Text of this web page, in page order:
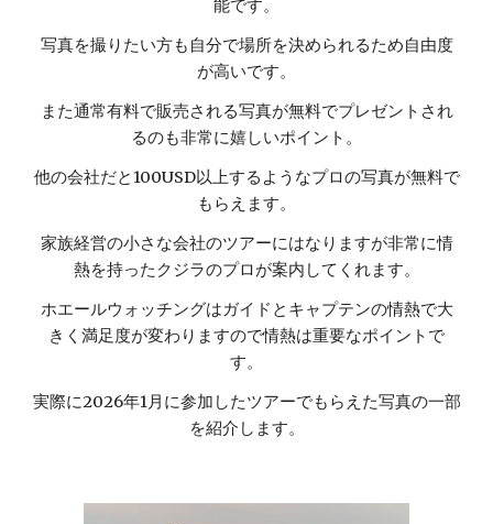
能です。
写真を撮りたい方も自分で場所を決められるため自由度
が高いです。
また通常有料で販売される写真が無料でプレゼントされ
るのも非常に嬉しいポイント。
他の会社だと100USD以上するようなプロの写真が無料で
もらえます。
家族経営の小さな会社のツアーにはなりますが非常に情
熱を持ったクジラのプロが案内してくれます。
ホエールウォッチングはガイドとキャプテンの情熱で大
きく満足度が変わりますので情熱は重要なポイントで
す。
実際に2026年1月に参加したツアーでもらえた写真の一部
を紹介します。